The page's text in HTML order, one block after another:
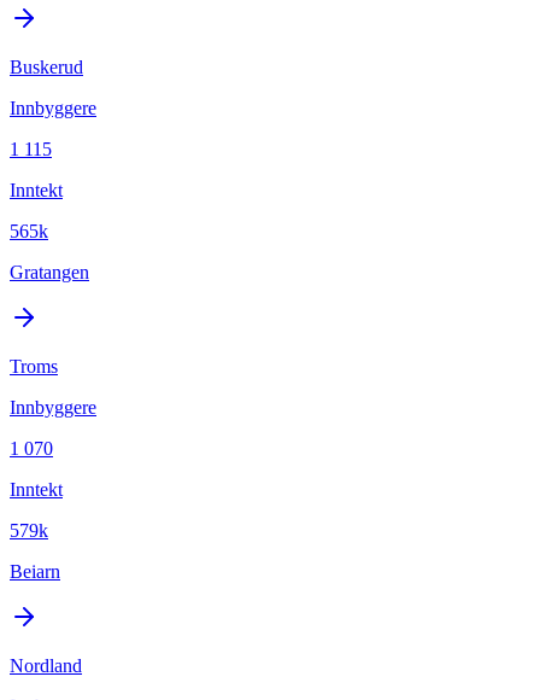
Buskerud
Innbyggere
1 115
Inntekt
565k
Gratangen
Troms
Innbyggere
1 070
Inntekt
579k
Beiarn
Nordland